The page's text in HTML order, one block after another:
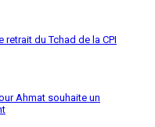
retrait du Tchad de la CPI
Ahmat souhaite un